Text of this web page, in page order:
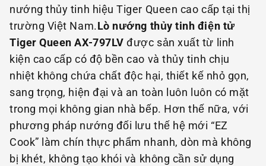
nướng thủy tinh hiệu Tiger Queen cao cấp tại thị
trường Việt Nam.Lò nướng thủy tinh điện tử
Tiger Queen AX-797LV được sản xuất từ linh
kiện cao cấp có độ bền cao và thủy tinh chịu
nhiệt không chứa chất độc hại, thiết kế nhỏ gọn,
sang trọng, hiện đại và an toàn luôn luôn có mặt
trong mọi không gian nhà bếp. Hơn thế nữa, với
phương pháp nướng đối lưu thế hệ mới “EZ
Cook” làm chín thực phẩm nhanh, dòn mà không
bị khét, không tạo khói và không cần sử dụng